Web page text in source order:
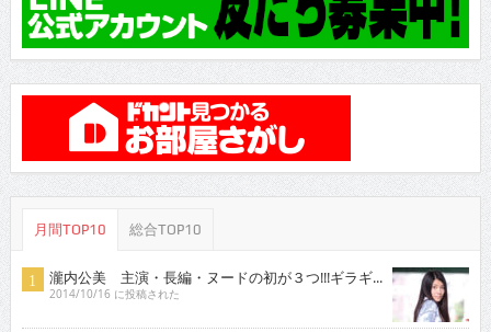
月間TOP10 総合TOP10
瀧内公美 主演・長編・ヌードの初が３つ!!!ギラギ...
2014/10/16 に投稿された